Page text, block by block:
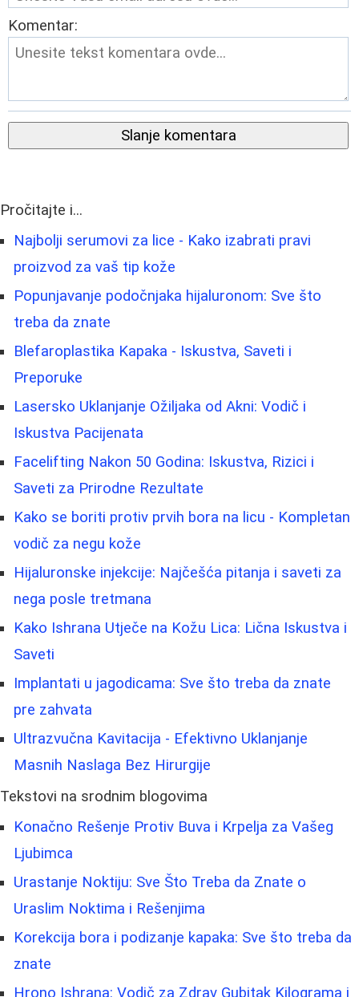
Komentar:
Slanje komentara
Pročitajte i...
Najbolji serumovi za lice - Kako izabrati pravi
proizvod za vaš tip kože
Popunjavanje podočnjaka hijaluronom: Sve što
treba da znate
Blefaroplastika Kapaka - Iskustva, Saveti i
Preporuke
Lasersko Uklanjanje Ožiljaka od Akni: Vodič i
Iskustva Pacijenata
Facelifting Nakon 50 Godina: Iskustva, Rizici i
Saveti za Prirodne Rezultate
Kako se boriti protiv prvih bora na licu - Kompletan
vodič za negu kože
Hijaluronske injekcije: Najčešća pitanja i saveti za
nega posle tretmana
Kako Ishrana Utječe na Kožu Lica: Lična Iskustva i
Saveti
Implantati u jagodicama: Sve što treba da znate
pre zahvata
Ultrazvučna Kavitacija - Efektivno Uklanjanje
Masnih Naslaga Bez Hirurgije
Tekstovi na srodnim blogovima
Konačno Rešenje Protiv Buva i Krpelja za Vašeg
Ljubimca
Urastanje Noktiju: Sve Što Treba da Znate o
Uraslim Noktima i Rešenjima
Korekcija bora i podizanje kapaka: Sve što treba da
znate
Hrono Ishrana: Vodič za Zdrav Gubitak Kilograma i